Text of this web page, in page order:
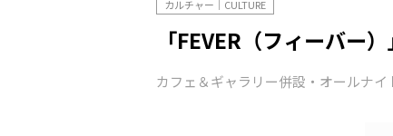
カルチャー｜CULTURE
「FEVER（フィーバー）
カフェ＆ギャラリー併設・オールナ